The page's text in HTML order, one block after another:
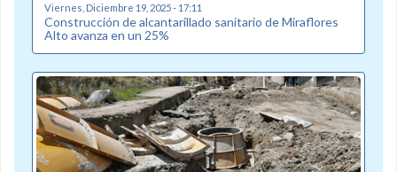
Viernes, Diciembre 19, 2025 - 17:11
Construcción de alcantarillado sanitario de Miraflores
Alto avanza en un 25%